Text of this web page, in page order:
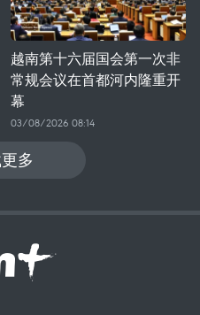
越南第十六届国会第一次非
常规会议在首都河内隆重开
幕
03/08/2026 08:14
多